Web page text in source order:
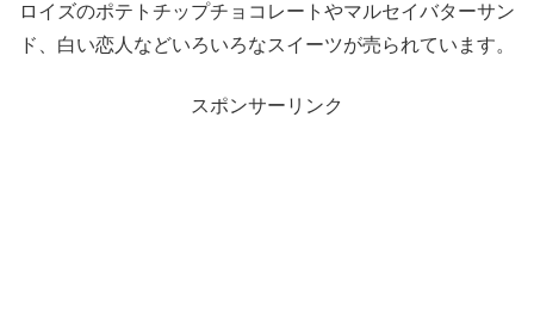
ロイズのポテトチップチョコレートやマルセイバターサン
ド、白い恋人などいろいろなスイーツが売られています。
スポンサーリンク